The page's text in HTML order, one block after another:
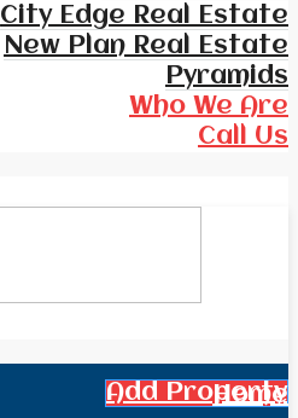
City Edge Real Estate
New Plan Real Estate
Pyramids
Who We Are
Call Us
Add Property
Home